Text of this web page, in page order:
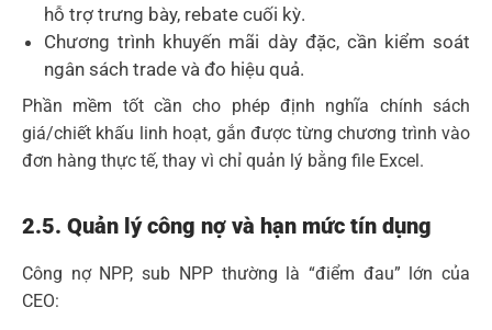
hỗ trợ trưng bày, rebate cuối kỳ.
Chương trình khuyến mãi dày đặc, cần kiểm soát
ngân sách trade và đo hiệu quả.
Phần mềm tốt cần cho phép định nghĩa chính sách
giá/chiết khấu linh hoạt, gắn được từng chương trình vào
đơn hàng thực tế, thay vì chỉ quản lý bằng file Excel.
2.5. Quản lý công nợ và hạn mức tín dụng
Công nợ NPP, sub NPP thường là “điểm đau” lớn của
CEO: